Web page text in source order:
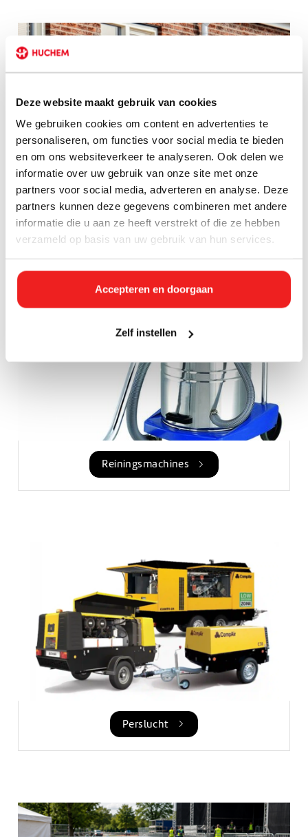
Deze website maakt gebruik van cookies
We gebruiken cookies om content en advertenties te
personaliseren, om functies voor social media te bieden
en om ons websiteverkeer te analyseren. Ook delen we
informatie over uw gebruik van onze site met onze
partners voor social media, adverteren en analyse. Deze
partners kunnen deze gegevens combineren met andere
informatie die u aan ze heeft verstrekt of die ze hebben
verzameld op basis van uw gebruik van hun services.
Accepteren en doorgaan
Zelf instellen
Klimaatbeheersing
Reiningsmachines
Perslucht